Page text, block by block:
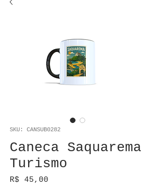
SKU: CANSUB0282
Caneca Saquarema
Turismo
R$ 45,00